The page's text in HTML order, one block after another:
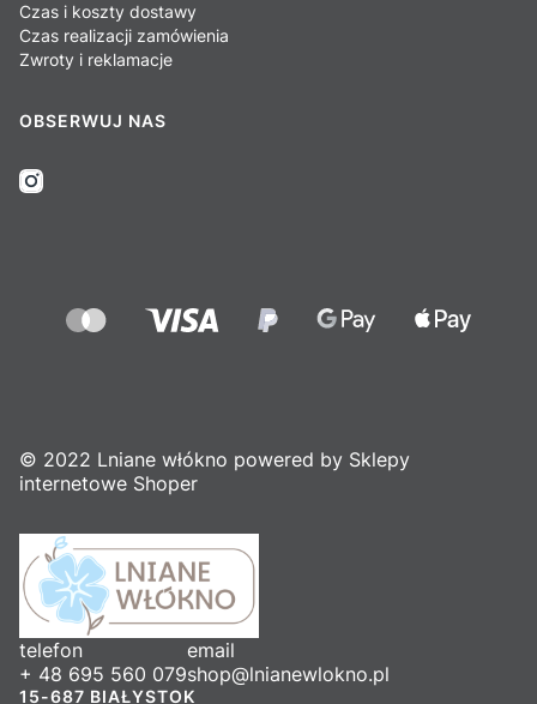
Czas i koszty dostawy
Czas realizacji zamówienia
Zwroty i reklamacje
OBSERWUJ NAS
© 2022 Lniane włókno powered by Sklepy
internetowe Shoper
telefon
+ 48 695 560 079
email
shop@lnianewlokno.pl
15-687 BIAŁYSTOK